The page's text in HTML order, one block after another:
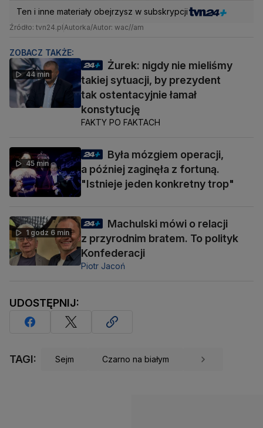
Ten i inne materiały obejrzysz w subskrypcji
Źródło: tvn24.plAutorka/Autor: wac//am
ZOBACZ TAKŻE:
44 min
Żurek: nigdy nie mieliśmy
takiej sytuacji, by prezydent
tak ostentacyjnie łamał
konstytucję
FAKTY PO FAKTACH
45 min
Była mózgiem operacji,
a później zaginęła z fortuną.
"Istnieje jeden konkretny trop"
1 godz 6 min
Machulski mówi o relacji
z przyrodnim bratem. To polityk
Konfederacji
Piotr Jacoń
UDOSTĘPNIJ:
TAGI: Sejm Czarno na białym